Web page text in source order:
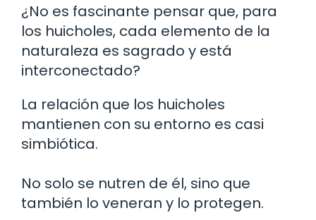
¿No es fascinante pensar que, para
los huicholes, cada elemento de la
naturaleza es sagrado y está
interconectado?
La relación que los huicholes
mantienen con su entorno es casi
simbiótica.
No solo se nutren de él, sino que
también lo veneran y lo protegen.